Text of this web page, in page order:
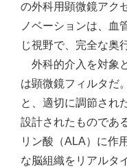
の外科用顕微鏡アク
ノベーションは、血
じ視野で、完全な奥
外科的介入を対象
は顕微鏡フィルタだ
と、適切に調節され
設計されたものであ
リン酸（ALA）に作
な脳組織をリアルタ